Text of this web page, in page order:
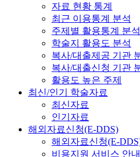
자료 현황 통계
최근 이용통계 분석
주제별 활용통계 분석
학술지 활용도 분석
복사/대출제공 기관
복사/대출신청 기관
활용도 높은 주제
최신/인기 학술자료
최신자료
인기자료
해외자료신청(E-DDS)
해외자료신청(E-
비용지원 서비스 안내